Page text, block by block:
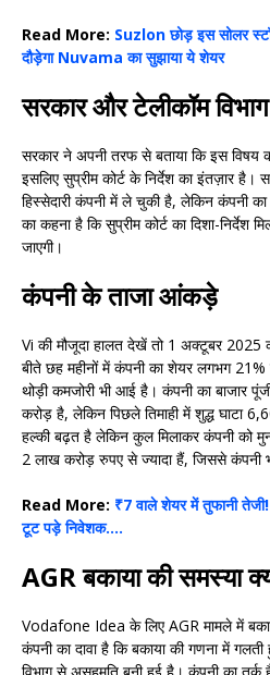
Read More: Suzlon छोड़ इस सोलर
दौड़ेगा Nuvama का सुझाया ये शेयर
सरकार और टेलीकॉम
सरकार ने अपनी तरफ से बताया कि इस विषय
इसलिए सुप्रीम कोर्ट के निर्देश का इंतज़ार
हिस्सेदारी कंपनी में ले चुकी है, लेकिन कंपनी
का कहना है कि सुप्रीम कोर्ट का दिशा-निर्देश
जाएगी।
कंपनी के ताजा आंकड़े
Vi की मौजूदा हालत देखें तो 1 अक्टूबर 2025
बीते छह महीनों में कंपनी का शेयर लगभग
थोड़ी कमजोरी भी आई है। कंपनी का बाजार
करोड़ है, लेकिन पिछले तिमाही में शुद्ध घाटा
हल्की बढ़त है लेकिन कुल मिलाकर कंपनी को
2 लाख करोड़ रुपए से ज्यादा हैं, जिससे कंपनी
Read More: ₹7 वाले शेयर में तुफानी
टूट पड़े निवेशक….
AGR बकाया की समस्या
Vodafone Idea के लिए AGR मामले में
कंपनी का दावा है कि बकाया की गणना में